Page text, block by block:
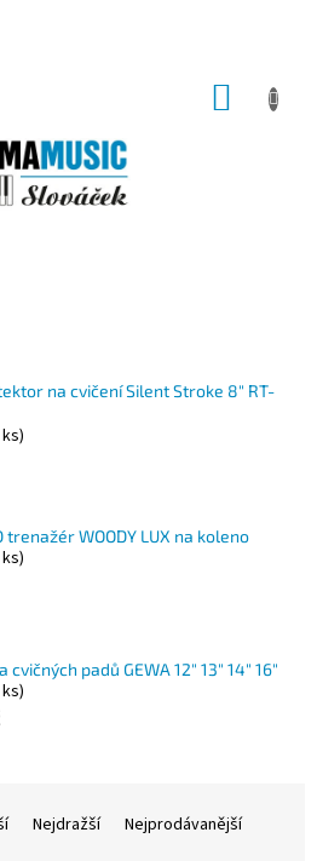
na cvičení Silent Stroke 8" RT-
trenažér WOODY LUX na koleno
cvičných padů GEWA 12" 13" 14" 16"
Nejdražší
Nejprodávanější